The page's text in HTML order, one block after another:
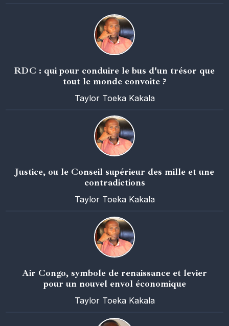
RDC : qui pour conduire le bus d'un trésor que
tout le monde convoite ?
Taylor Toeka Kakala
Justice, ou le Conseil supérieur des mille et une
contradictions
Taylor Toeka Kakala
Air Congo, symbole de renaissance et levier
pour un nouvel envol économique
Taylor Toeka Kakala